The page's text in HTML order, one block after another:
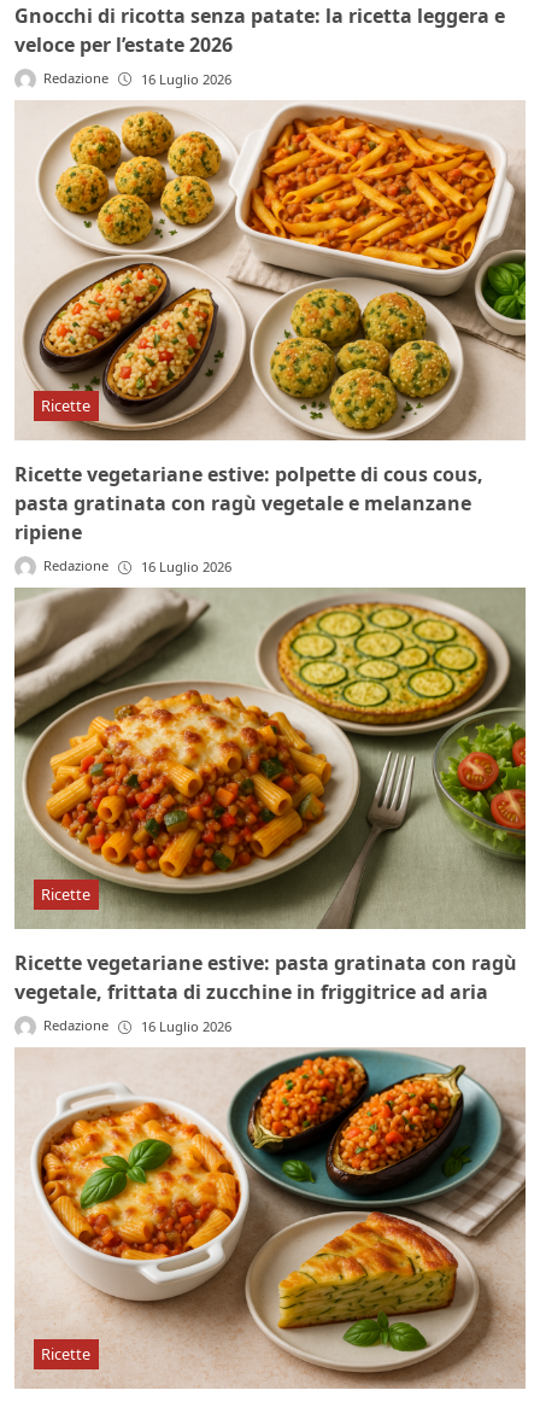
Gnocchi di ricotta senza patate: la ricetta leggera e
veloce per l’estate 2026
Redazione 16 Luglio 2026
Ricette
Ricette vegetariane estive: polpette di cous cous,
pasta gratinata con ragù vegetale e melanzane
ripiene
Redazione 16 Luglio 2026
Ricette
Ricette vegetariane estive: pasta gratinata con ragù
vegetale, frittata di zucchine in friggitrice ad aria
Redazione 16 Luglio 2026
Ricette